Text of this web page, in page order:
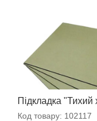
Підкладка "Тихий
3,5 мм
Код товару: 102117